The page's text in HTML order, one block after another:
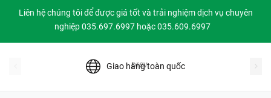
Liên hệ chúng tôi để được giá tốt và trải nghiệm dịch vụ chuyên
nghiệp 035.697.6997 hoặc 035.609.6997
Giao hàng toàn quốc
prev